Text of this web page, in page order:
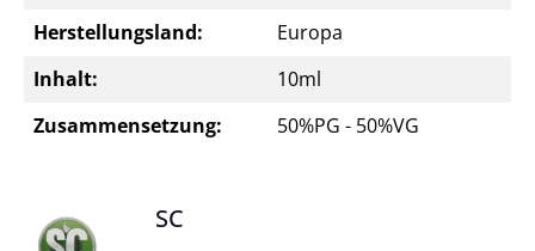
Herstellungsland:
Europa
Inhalt:
10ml
Zusammensetzung:
50%PG - 50%VG
SC